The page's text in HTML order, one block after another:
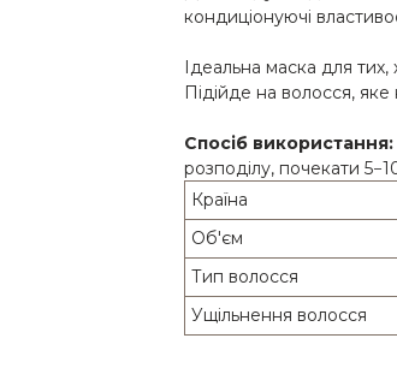
кондиціонуючі
Ідеальна маска для
Підійде на волосся,
Спосіб використання:
розподілу, почекати
Країна
Об'єм
Тип волосся
Ущільнення волосся